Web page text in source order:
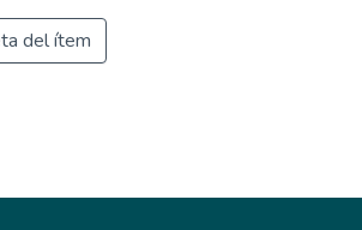
del ítem